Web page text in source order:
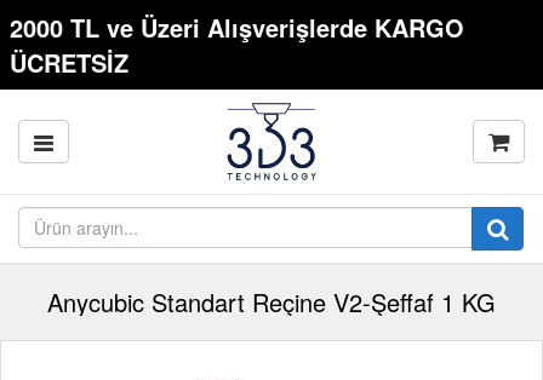
2000 TL ve Üzeri Alışverişlerde KARGO
ÜCRETSİZ
Anycubic Standart Reçine V2-Şeffaf 1 KG